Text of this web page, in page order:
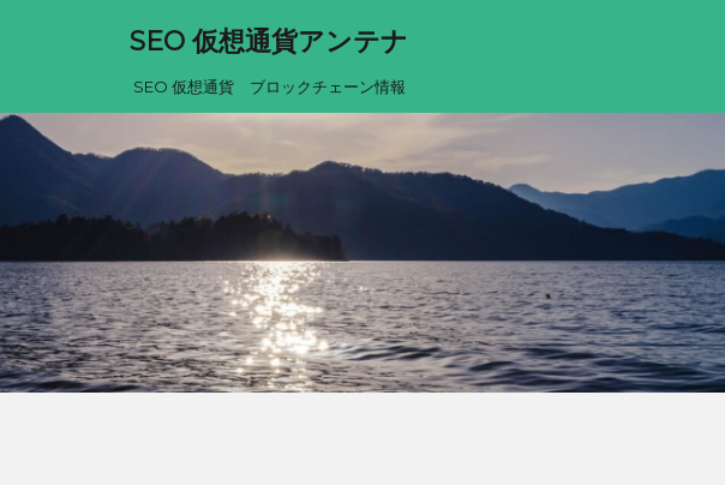
SEO 仮想通貨アンテナ
SEO 仮想通貨 ブロックチェーン情報